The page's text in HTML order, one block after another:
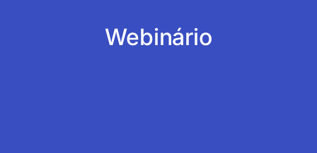
Webinário